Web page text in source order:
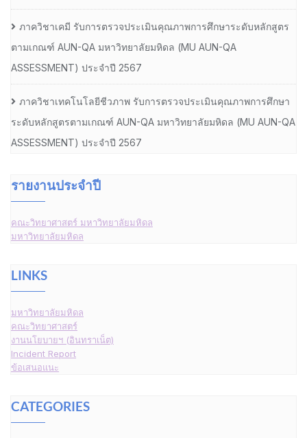
ภาควิชาเคมี รับการตรวจประเมินคุณภาพการศึกษาระดับหลักสูตร
ตามเกณฑ์ AUN-QA มหาวิทยาลัยมหิดล (MU AUN-QA
ASSESSMENT) ประจำปี 2567
ภาควิชาเทคโนโลยีชีวภาพ รับการตรวจประเมินคุณภาพการศึกษา
ระดับหลักสูตรตามเกณฑ์ AUN-QA มหาวิทยาลัยมหิดล (MU AUN-QA
ASSESSMENT) ประจำปี 2567
รายงานประจำปี
คณะวิทยาศาสตร์ มหาวิทยาลัยมหิดล
มหาวิทยาลัยมหิดล
LINKS
มหาวิทยาลัยมหิดล
คณะวิทยาศาสตร์
งานนโยบายฯ (อินทราเน็ต)
Incident Report
ข้อเสนอแนะ
CATEGORIES